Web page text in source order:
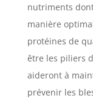
nutriments
manière
protéines de
être les piliers
aideront à
prévenir les